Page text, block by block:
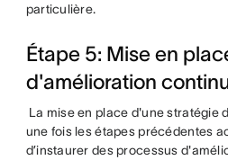
particulière.
Étape 5: Mise en
d'amélioration
La mise en place d'une stratégie
une fois les étapes précédentes
d’instaurer des processus